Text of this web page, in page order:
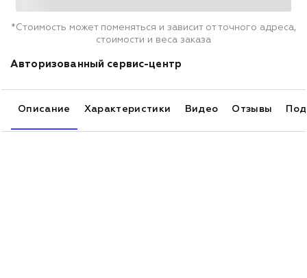
*Стоимость может поменяться и зависит от точного адреса,
стоимости и веса заказа
Авторизованный сервис-центр
Описание Характеристики Видео Отзывы